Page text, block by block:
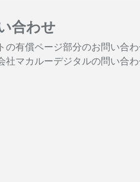
合わせ
の有償ページ部分のお問い合
社マカルーデジタルの問い合